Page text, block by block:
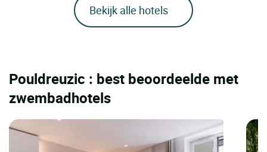
Bekijk alle hotels
Pouldreuzic : best beoordeelde met
zwembadhotels